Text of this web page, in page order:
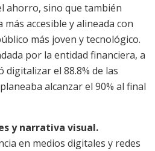
ahorro, sino que también
accesible y alineada con
más joven y tecnológico.
por la entidad financiera, a
digitalizar el 88.8% de las
alcanzar el 90% al final
y narrativa visual.
en medios digitales y redes